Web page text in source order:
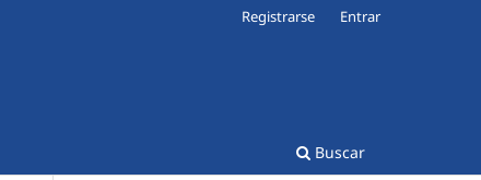
Buscar
Registrarse Entrar